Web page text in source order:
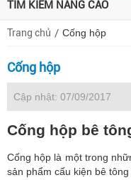
TÌM KIẾM NÂNG CAO
Trang chủ Cống hộp
Cống hộp
Cập nhật: 07/09/2017
Cống hộp bê
Cống hộp là một trong
sản phẩm cấu kiện bê